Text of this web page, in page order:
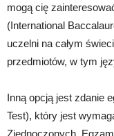
mogą cię
(International
uczelni na całym
przedmiotów, w tym
Inną opcją jest zdanie
Test), który jest
Zjednoczonych.